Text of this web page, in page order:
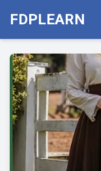
FDPLEARN